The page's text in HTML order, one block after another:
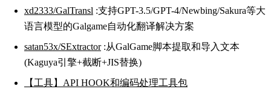
xd2333/GalTransl :支持GPT-3.5/GPT-4/Newbing/Sakura等大
语言模型的Galgame自动化翻译解决方案
satan53x/SExtractor:从GalGame脚本提取和导入文本
(Kaguya引擎+截断+JIS替换)
【工具】API HOOK和编码处理工具包